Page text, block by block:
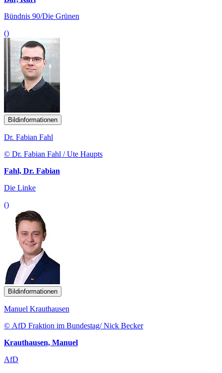
Bündnis 90/Die Grünen
()
Bildinformationen
Dr. Fabian Fahl
© Dr. Fabian Fahl / Ute Haupts
Fahl, Dr. Fabian
Die Linke
()
Bildinformationen
Manuel Krauthausen
© AfD Fraktion im Bundestag/ Nick Becker
Krauthausen, Manuel
AfD